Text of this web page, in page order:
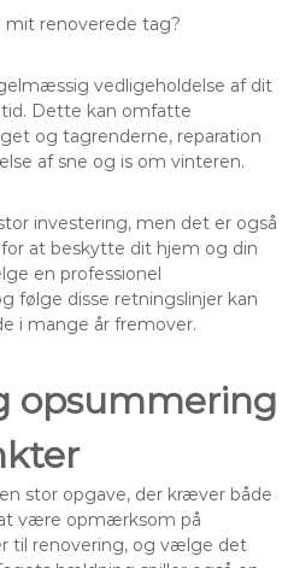
mit renoverede tag?
vedligeholdelse af dit
Dette kan omfatte
og tagrenderne, reparation
af sne og is om vinteren.
investering, men det er også
at beskytte dit hjem og din
en professionel
følge disse retningslinjer kan
i mange år fremover.
opsummering
stor opgave, der kræver både
være opmærksom på
til renovering, og vælge det